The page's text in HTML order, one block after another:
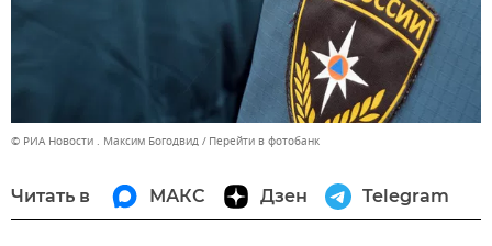
© РИА Новости . Максим Богодвид Перейти в фотобанк
Читать в МАКС Дзен Telegram